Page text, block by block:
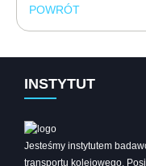
POWRÓT
INSTYTUT
Jesteśmy instytutem
transportu kolejowego.